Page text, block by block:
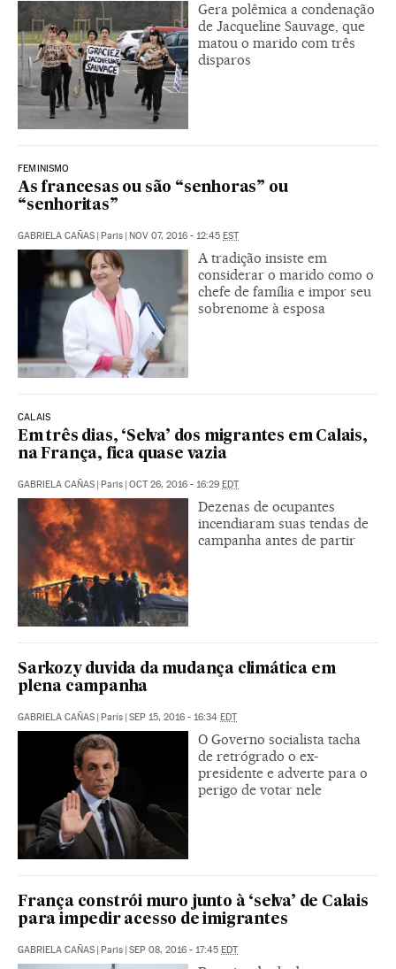
Gera polêmica a condenação
de Jacqueline Sauvage, que
matou o marido com três
disparos
FEMINISMO
As francesas ou são “senhoras” ou
“senhoritas”
GABRIELA CAÑAS | Paris | NOV 07, 2016 - 12:45 EST
A tradição insiste em
considerar o marido como o
chefe de família e impor seu
sobrenome à esposa
CALAIS
Em três dias, ‘Selva’ dos migrantes em Calais,
na França, fica quase vazia
GABRIELA CAÑAS | Paris | OCT 26, 2016 - 16:29 EDT
Dezenas de ocupantes
incendiaram suas tendas de
campanha antes de partir
Sarkozy duvida da mudança climática em
plena campanha
GABRIELA CAÑAS | París | SEP 15, 2016 - 16:34 EDT
O Governo socialista tacha
de retrógrado o ex-
presidente e adverte para o
perigo de votar nele
França constrói muro junto à ‘selva’ de Calais
para impedir acesso de imigrantes
GABRIELA CAÑAS | Paris | SEP 08, 2016 - 17:45 EDT